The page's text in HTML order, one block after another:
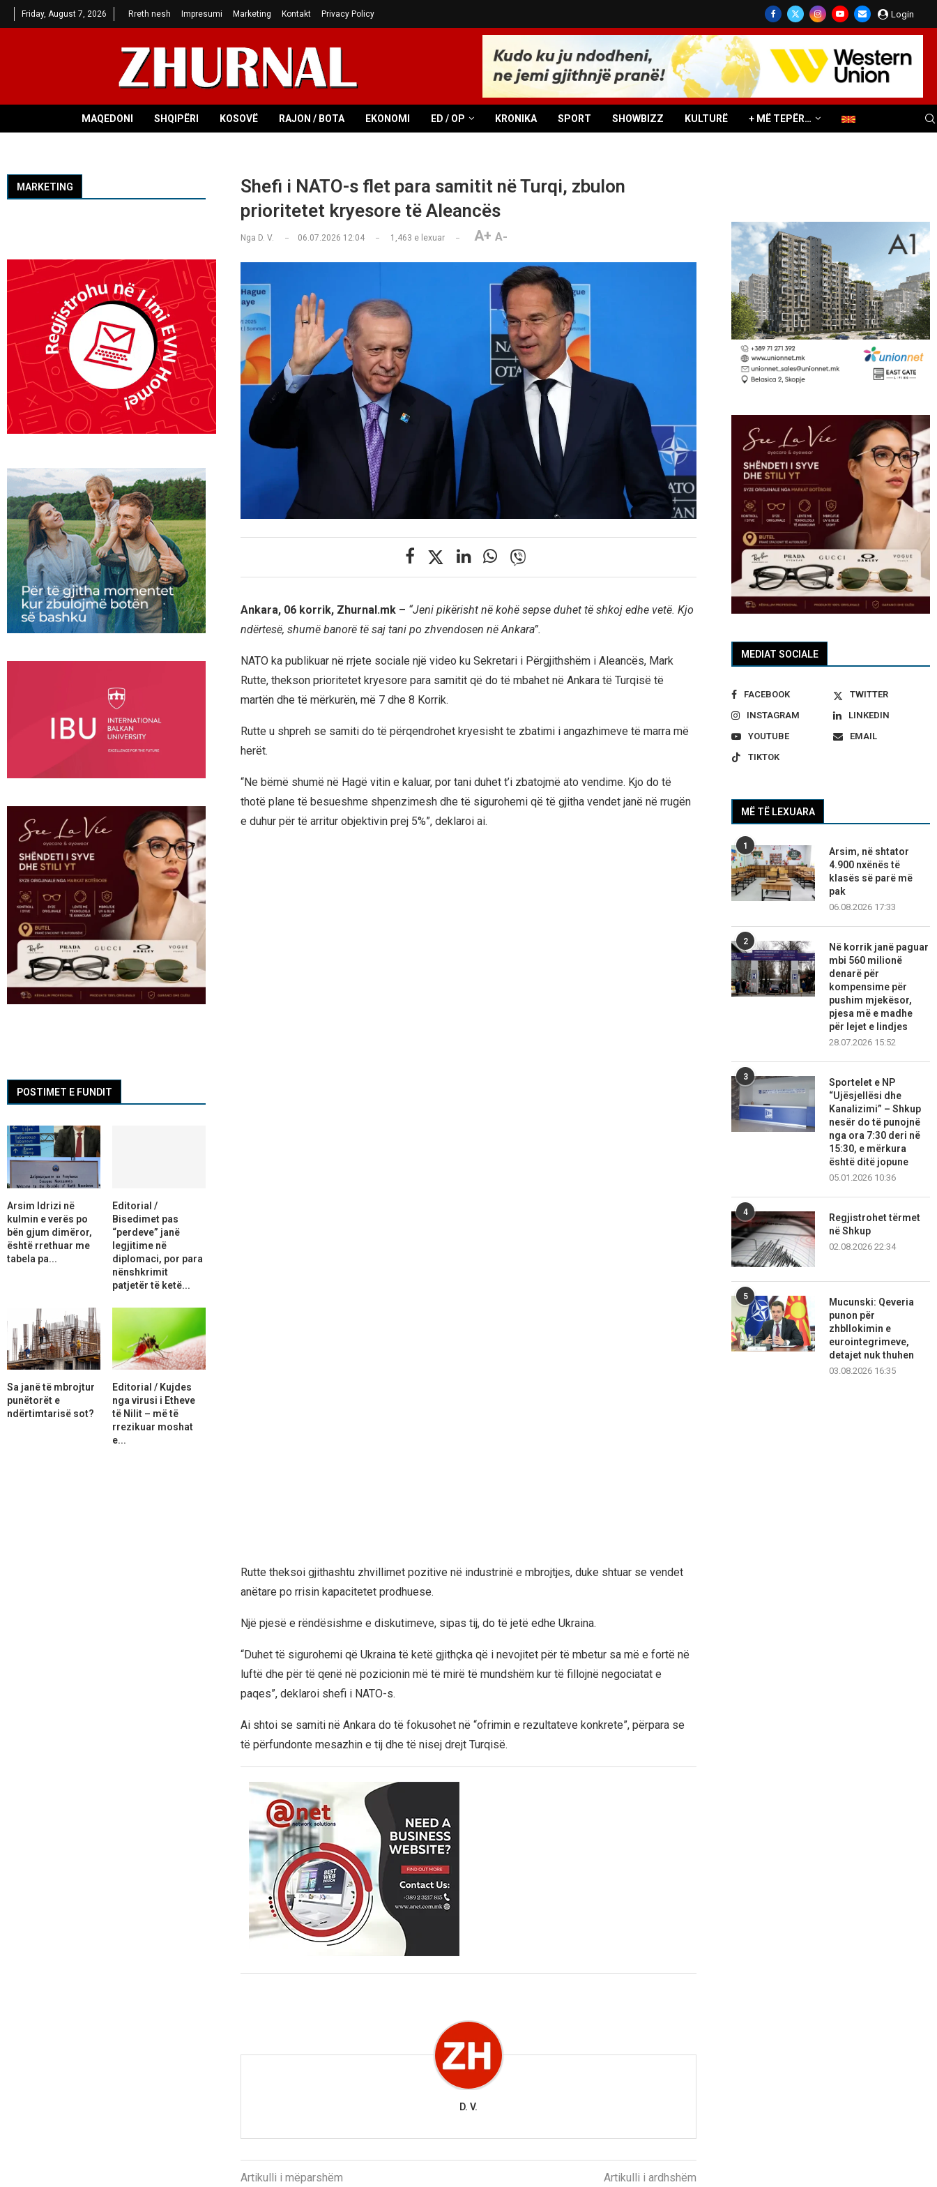
Friday, August 7, 2026 Rreth nesh Impresumi Marketing Kontakt Privacy Policy Login
MAQEDONI SHQIPËRI KOSOVË RAJON / BOTA EKONOMI ED / OP KRONIKA SPORT SHOWBIZZ KULTURË + MË TEPËR…
Shefi i NATO-s flet para samitit në Turqi, zbulon
prioritetet kryesore të Aleancës
Nga D. V. 06.07.2026 12:04 1,463 e lexuar A+ A-
Ankara, 06 korrik, Zhurnal.mk – “Jeni pikërisht në kohë sepse duhet të shkoj edhe vetë. Kjo
ndërtesë, shumë banorë të saj tani po zhvendosen në Ankara”.
NATO ka publikuar në rrjete sociale një video ku Sekretari i Përgjithshëm i Aleancës, Mark
Rutte, thekson prioritetet kryesore para samitit që do të mbahet në Ankara të Turqisë të
martën dhe të mërkurën, më 7 dhe 8 Korrik.
Rutte u shpreh se samiti do të përqendrohet kryesisht te zbatimi i angazhimeve të marra më
herët.
“Ne bëmë shumë në Hagë vitin e kaluar, por tani duhet t’i zbatojmë ato vendime. Kjo do të
thotë plane të besueshme shpenzimesh dhe të sigurohemi që të gjitha vendet janë në rrugën
e duhur për të arritur objektivin prej 5%”, deklaroi ai.
Rutte theksoi gjithashtu zhvillimet pozitive në industrinë e mbrojtjes, duke shtuar se vendet
anëtare po rrisin kapacitetet prodhuese.
Një pjesë e rëndësishme e diskutimeve, sipas tij, do të jetë edhe Ukraina.
“Duhet të sigurohemi që Ukraina të ketë gjithçka që i nevojitet për të mbetur sa më e fortë në
luftë dhe për të qenë në pozicionin më të mirë të mundshëm kur të fillojnë negociatat e
paqes”, deklaroi shefi i NATO-s.
Ai shtoi se samiti në Ankara do të fokusohet në “ofrimin e rezultateve konkrete”, përpara se
të përfundonte mesazhin e tij dhe të nisej drejt Turqisë.
D. V.
Artikulli i mëparshëm Artikulli i ardhshëm
MEDIAT SOCIALE
FACEBOOK
TWITTER
INSTAGRAM
LINKEDIN
YOUTUBE
EMAIL
TIKTOK
MË TË LEXUARA
1
Arsim, në shtator
4.900 nxënës të
klasës së parë më
pak
06.08.2026 17:33
2
Në korrik janë paguar
mbi 560 milionë
denarë për
kompensime për
pushim mjekësor,
pjesa më e madhe
për lejet e lindjes
28.07.2026 15:52
3
Sportelet e NP
“Ujësjellësi dhe
Kanalizimi” – Shkup
nesër do të punojnë
nga ora 7:30 deri në
15:30, e mërkura
është ditë jopune
05.01.2026 10:36
4
Regjistrohet tërmet
në Shkup
02.08.2026 22:34
5
Mucunski: Qeveria
punon për
zhbllokimin e
eurointegrimeve,
detajet nuk thuhen
03.08.2026 16:35
MARKETING
POSTIMET E FUNDIT
Arsim Idrizi në
kulmin e verës po
bën gjum dimëror,
është rrethuar me
tabela pa...
Editorial /
Bisedimet pas
“perdeve” janë
legjitime në
diplomaci, por para
nënshkrimit
patjetër të ketë...
Sa janë të mbrojtur
punëtorët e
ndërtimtarisë sot?
Editorial / Kujdes
nga virusi i Etheve
të Nilit – më të
rrezikuar moshat
e...